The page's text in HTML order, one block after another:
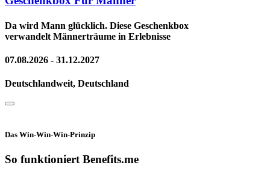
Da wird Mann glücklich. Diese Geschenkbox
verwandelt Männerträume in Erlebnisse
07.08.2026 - 31.12.2027
Deutschlandweit, Deutschland
Das Win-Win-Win-Prinzip
So funktioniert Benefits.me